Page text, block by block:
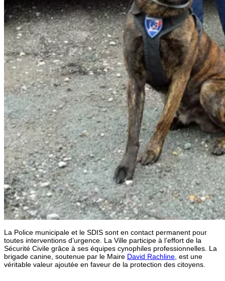
La Police municipale et le SDIS sont en contact permanent pour
toutes interventions d’urgence. La Ville participe à l’effort de la
Sécurité Civile grâce à ses équipes cynophiles professionnelles. La
brigade canine, soutenue par le Maire David Rachline , est une
véritable valeur ajoutée en faveur de la protection des citoyens.